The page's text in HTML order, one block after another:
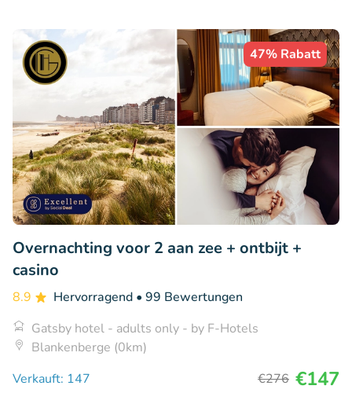
47% Rabatt
Overnachting voor 2 aan zee + ontbijt +
casino
8.9 Hervorragend • 99 Bewertungen
Gatsby hotel - adults only - by F-Hotels
Blankenberge (0km)
Verkauft: 147
€276 €147